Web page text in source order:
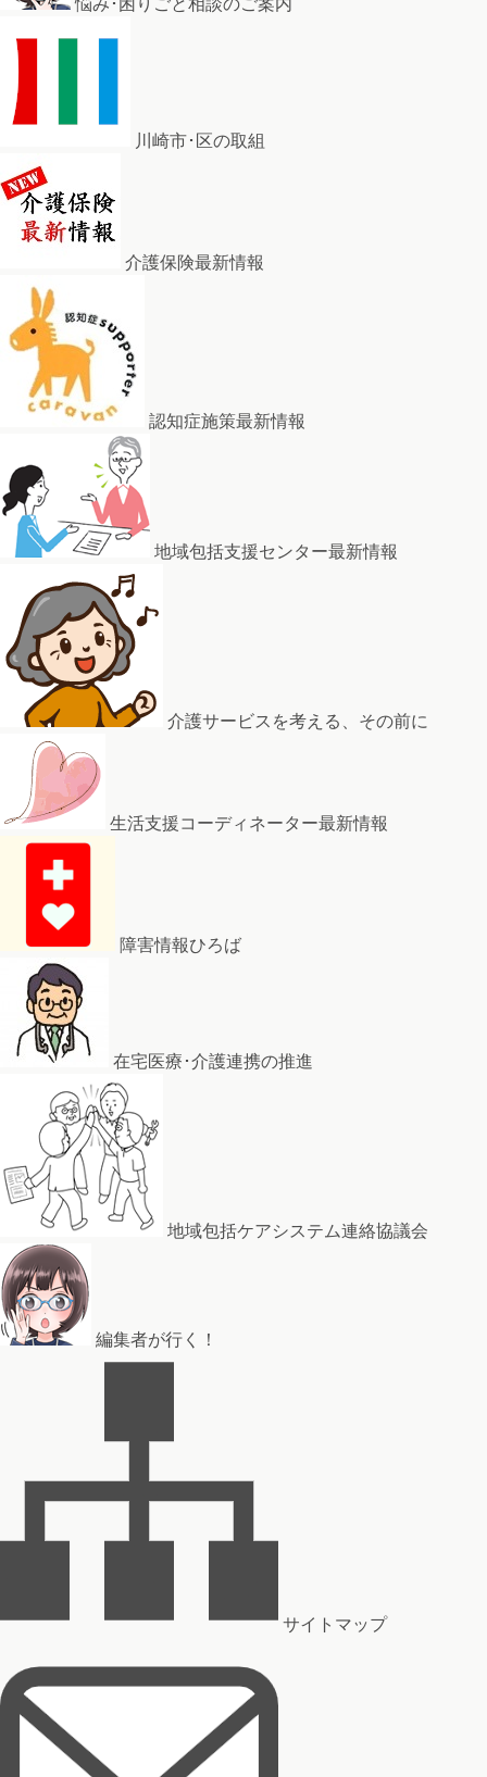
川崎市･区の取組
介護保険最新情報
認知症施策最新情報
地域包括支援センター最新情報
介護サービスを考える、その前に
生活支援コーディネーター最新情報
障害情報ひろば
在宅医療･介護連携の推進
地域包括ケアシステム連絡協議会
編集者が行く！
サイトマップ